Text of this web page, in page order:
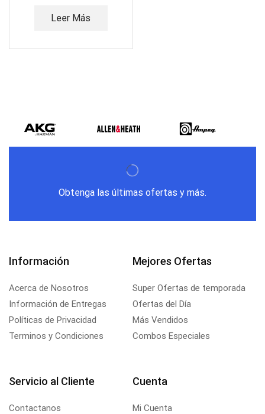
Leer Más
Obtenga las últimas ofertas y más.
Información
Acerca de Nosotros
Información de Entregas
Políticas de Privacidad
Terminos y Condiciones
Mejores Ofertas
Super Ofertas de temporada
Ofertas del Día
Más Vendidos
Combos Especiales
Servicio al Cliente
Contactanos
Cuenta
Mi Cuenta